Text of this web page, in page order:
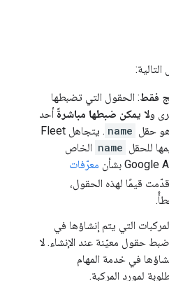
فقط: الحقول التي تضبطها
ولا يمكن ضبطها مباشرةً أحد
هو حقل name
. يتجاهل Fleet
name الخاص
معرّفات
قدّمت قيمًا لهذه الحقول،
التي يتم إنشاؤها في
حقول معيّنة عند الإنشاء. لا
في خدمة المهام
لمورد المركبة.